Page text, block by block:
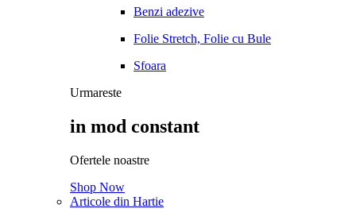
Benzi adezive
Folie Stretch, Folie cu Bule
Sfoara
Urmareste
in mod constant
Ofertele noastre
Shop Now
Articole din Hartie